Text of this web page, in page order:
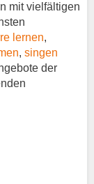
mit vielfältigen
lernen,
, singen
der